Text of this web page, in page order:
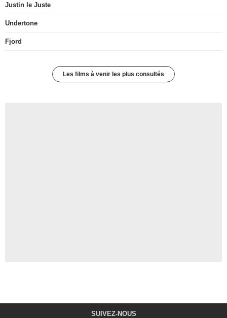
Justin le Juste
Undertone
Fjord
Les films à venir les plus consultés
SUIVEZ-NOUS